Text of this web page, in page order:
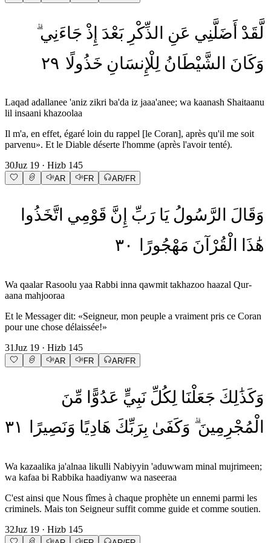
لَّقَدْ أَضَلَّنِي عَنِ الذِّكْرِ بَعْدَ إِذْ جَاءَنِي
وَكَانَ
الشَّيْطَانُ لِلْإِنسَانِ خَذُولًا ٢٩
Laqad adallanee 'aniz zikri ba'da iz jaaa'anee; wa kaanash Shaitaanu
lil insaani khazoolaa
Il m'a, en effet, égaré loin du rappel [le Coran], après qu'il me soit
parvenu». Et le Diable déserte l'homme (après l'avoir tenté).
30Juz 19 · Hizb 145
AR FR AR/FR
وَقَالَ الرَّسُولُ يَا رَبِّ إِنَّ قَوْمِي اتَّخَذُوا
هَٰذَا
الْقُرْآنَ مَهْجُورًا ٣٠
Wa qaalar Rasoolu yaa Rabbi inna qawmit takhazoo haazal Qur-
aana mahjooraa
Et le Messager dit: «Seigneur, mon peuple a vraiment pris ce Coran
pour une chose délaissée!»
31Juz 19 · Hizb 145
AR FR AR/FR
وَكَذَٰلِكَ جَعَلْنَا لِكُلِّ نَبِيٍّ عَدُوًّا مِّنَ
الْمُجْرِمِينَ وَكَفَىٰ بِرَبِّكَ هَادِيًا وَنَصِيرًا ٣١
Wa kazaalika ja'alnaa likulli Nabiyyin 'aduwwam minal mujrimeen;
wa kafaa bi Rabbika haadiyanw wa naseeraa
C'est ainsi que Nous fîmes à chaque prophète un ennemi parmi les
criminels. Mais ton Seigneur suffit comme guide et comme soutien.
32Juz 19 · Hizb 145